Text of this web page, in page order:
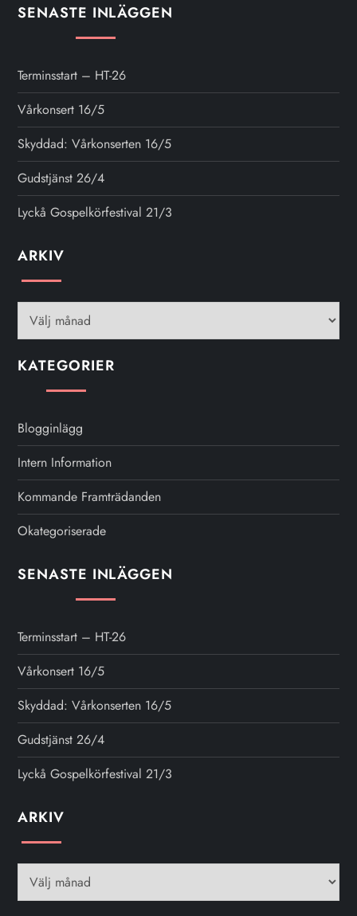
SENASTE INLÄGGEN
Terminsstart – HT-26
Vårkonsert 16/5
Skyddad: Vårkonserten 16/5
Gudstjänst 26/4
Lyckå Gospelkörfestival 21/3
ARKIVArkiv
KATEGORIER
Blogginlägg
Intern Information
Kommande Framträdanden
Okategoriserade
SENASTE INLÄGGEN
Terminsstart – HT-26
Vårkonsert 16/5
Skyddad: Vårkonserten 16/5
Gudstjänst 26/4
Lyckå Gospelkörfestival 21/3
ARKIVArkiv